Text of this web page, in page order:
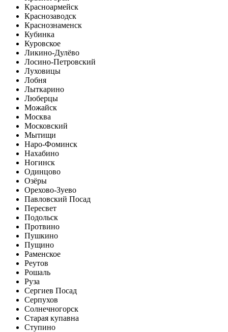
Красноармейск
Краснозаводск
Краснознаменск
Кубинка
Куровское
Ликино-Дулёво
Лосино-Петровский
Луховицы
Лобня
Лыткарино
Люберцы
Можайск
Москва
Московский
Мытищи
Наро-Фоминск
Нахабино
Ногинск
Одинцово
Озёры
Орехово-Зуево
Павловский Посад
Пересвет
Подольск
Протвино
Пушкино
Пущино
Раменское
Реутов
Рошаль
Руза
Сергиев Посад
Серпухов
Солнечногорск
Старая купавна
Ступино